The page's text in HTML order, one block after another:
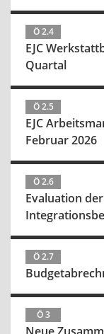
Ö 2.4
EJC
Quartal
Ö 2.5
EJC
Februar 2026
Ö 2.6
Evaluation
Ö 2.7
Ö 3